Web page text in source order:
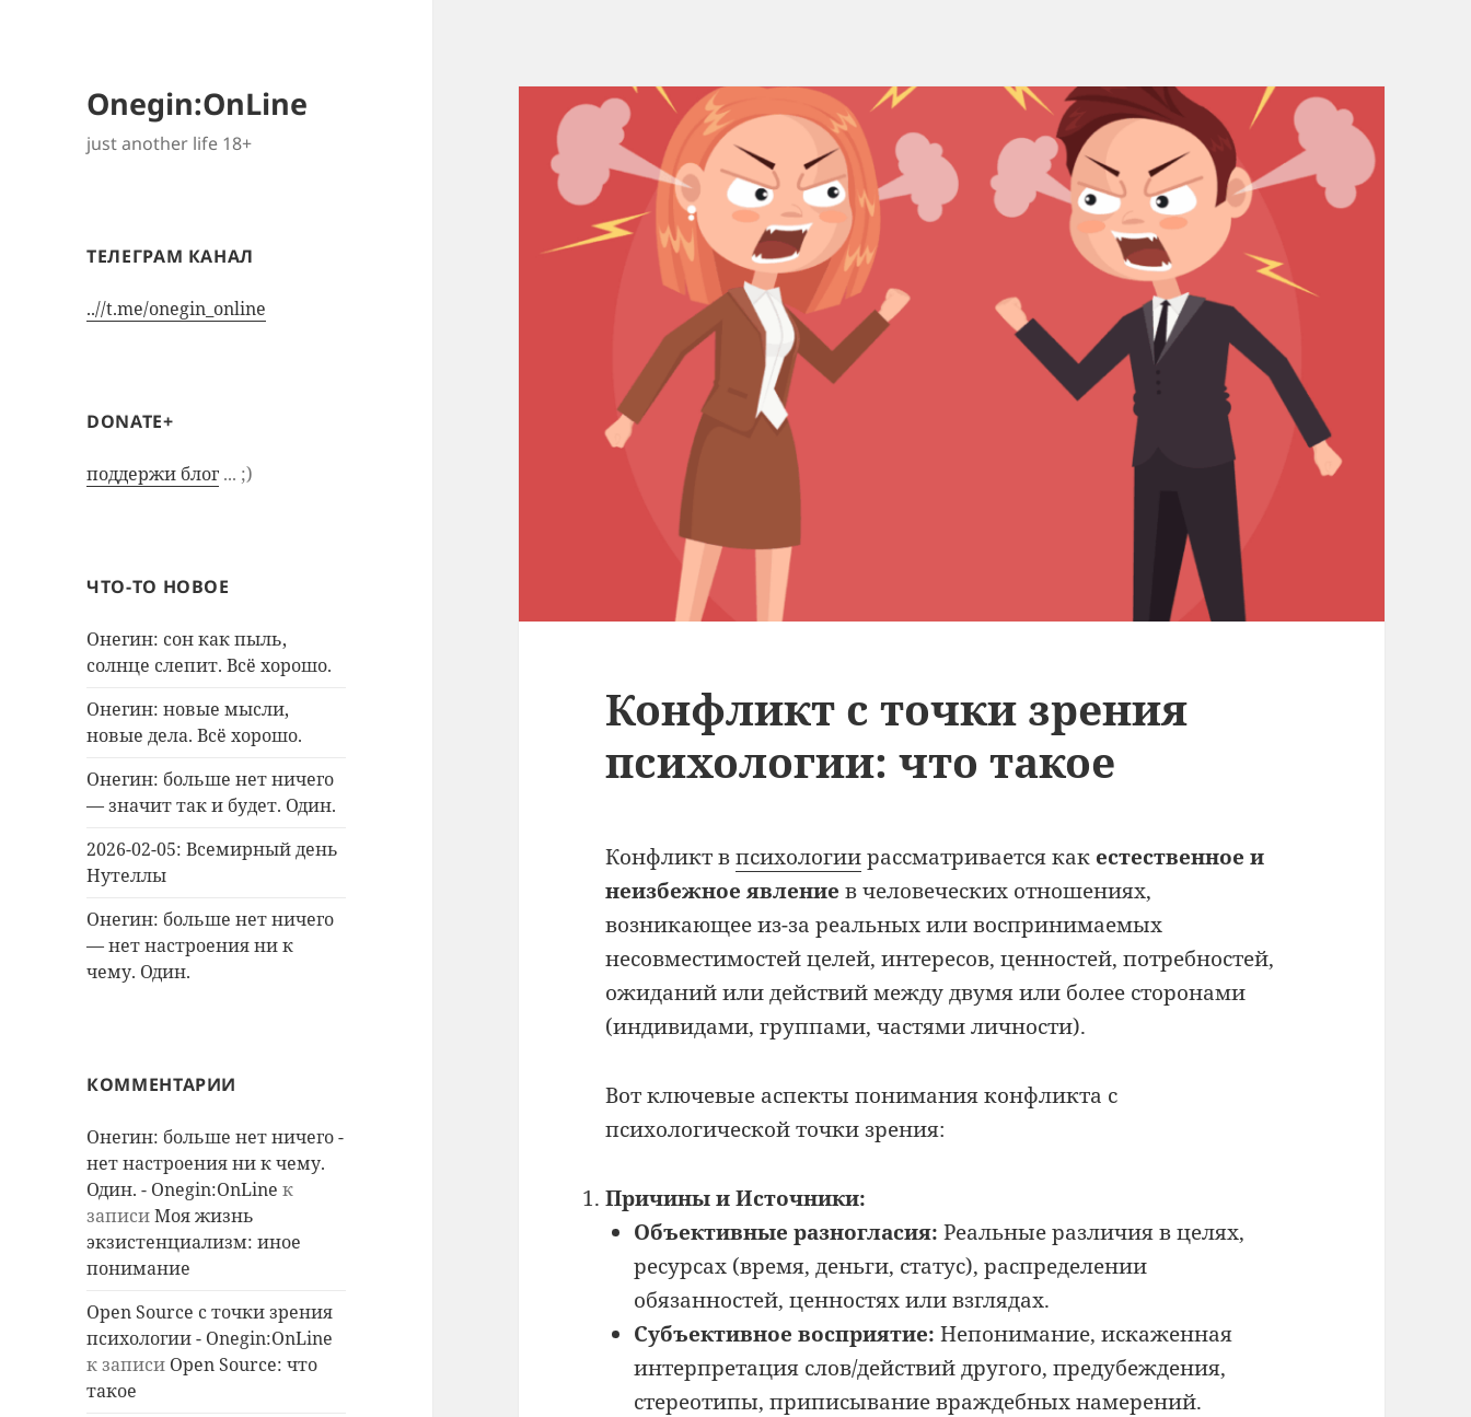
Onegin:OnLine
just another life 18+
ТЕЛЕГРАМ КАНАЛ
..//t.me/onegin_online
DONATE+
поддержи блог ... ;)
ЧТО-ТО НОВОЕ
Онегин: сон как пыль,
солнце слепит. Всё хорошо.
Онегин: новые мысли,
новые дела. Всё хорошо.
Онегин: больше нет ничего
— значит так и будет. Один.
2026-02-05: Всемирный день
Нутеллы
Онегин: больше нет ничего
— нет настроения ни к
чему. Один.
КОММЕНТАРИИ
Онегин: больше нет ничего -
нет настроения ни к чему.
Один. - Onegin:OnLine к
записиМоя жизнь
экзистенциализм: иное
понимание
Open Source с точки зрения
психологии - Onegin:OnLine
к записи Open Source: что
такое
Конфликт с точки зрения
психологии: что такое
Конфликт впсихологиирассматривается как естественное и
неизбежное явление в человеческих отношениях,
возникающее из-за реальных или воспринимаемых
несовместимостей целей, интересов, ценностей, потребностей,
ожиданий или действий между двумя или более сторонами
(индивидами, группами, частями личности).
Вот ключевые аспекты понимания конфликта с
психологической точки зрения:
Причины и Источники:
Объективные разногласия: Реальные различия в целях,
ресурсах (время, деньги, статус), распределении
обязанностей, ценностях или взглядах.
Субъективное восприятие: Непонимание, искаженная
интерпретация слов/действий другого, предубеждения,
стереотипы, приписывание враждебных намерений.